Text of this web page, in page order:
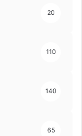
20
110
140
65